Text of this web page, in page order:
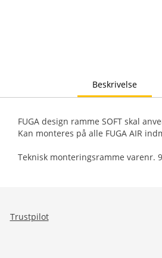
Beskrivelse
FUGA design ramme SOFT skal
Kan monteres på alle FUGA AIR
Teknisk monteringsramme varenr.
Trustpilot